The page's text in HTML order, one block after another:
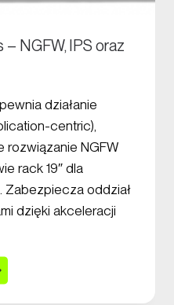
NGFW, IPS oraz
działanie
centric),
rozwiązanie NGFW
rack 19″ dla
Zabezpiecza oddział
dzięki akceleracji